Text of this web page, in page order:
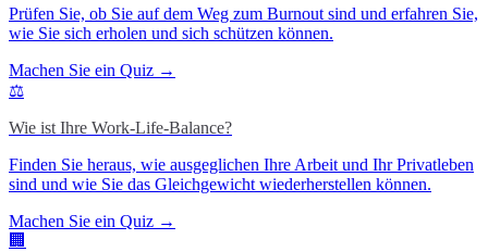
Prüfen Sie, ob Sie auf dem Weg zum Burnout sind und erfahren Sie,
wie Sie sich erholen und sich schützen können.
Machen Sie ein Quiz →
⚖️
Wie ist Ihre Work-Life-Balance?
Finden Sie heraus, wie ausgeglichen Ihre Arbeit und Ihr Privatleben
sind und wie Sie das Gleichgewicht wiederherstellen können.
Machen Sie ein Quiz →
🏢